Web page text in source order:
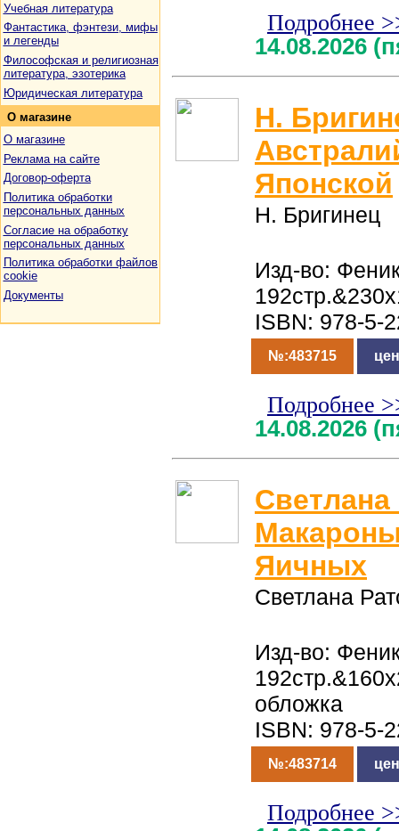
Учебная литература
Фантастика, фэнтези, мифы
и легенды
Философская и религиозная
литература, эзотерика
Юридическая литература
О магазине
О магазине
Реклама на сайте
Договор-оферта
Политика обработки
персональных данных
Согласие на обработку
персональных данных
Политика обработки файлов
cookie
Документы
Подробнее
14.08.2026
Н.
Японской
Н. Бригинец
Изд-во:
ISBN: 978-5-
№:483715
Подробнее
14.08.2026
Светлана
Яичных
Светлана
Изд-во:
обложка
ISBN: 978-5-
№:483714
Подробнее